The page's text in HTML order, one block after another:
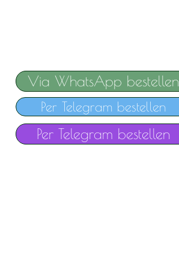
Via WhatsApp bestellen
Per Telegram bestellen
Per Telegram bestellen